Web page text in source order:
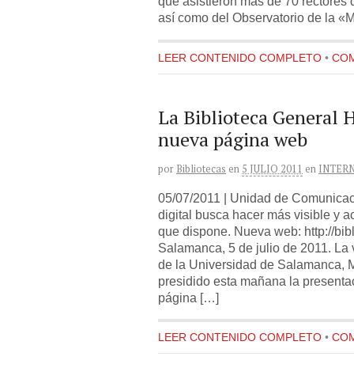
así como del Observatorio de la
LEER CONTENIDO COMPLETO •
La Biblioteca General
nueva página web
por Bibliotecas en 5 JULIO 2011 en
05/07/2011 | Unidad de
digital busca hacer más visible y
que dispone. Nueva web: http://
Salamanca, 5 de julio de 2011.
de la Universidad de Salamanca,
presidido esta mañana la
página […]
LEER CONTENIDO COMPLETO •